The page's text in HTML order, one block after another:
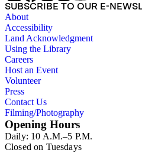
SUBSCRIBE TO OUR E-
About
Accessibility
Land Acknowledgment
Using the Library
Careers
Host an Event
Volunteer
Press
Contact Us
Filming/Photography
Opening Hours
Daily: 10 A.M.–5 P.M.
Closed on Tuesdays